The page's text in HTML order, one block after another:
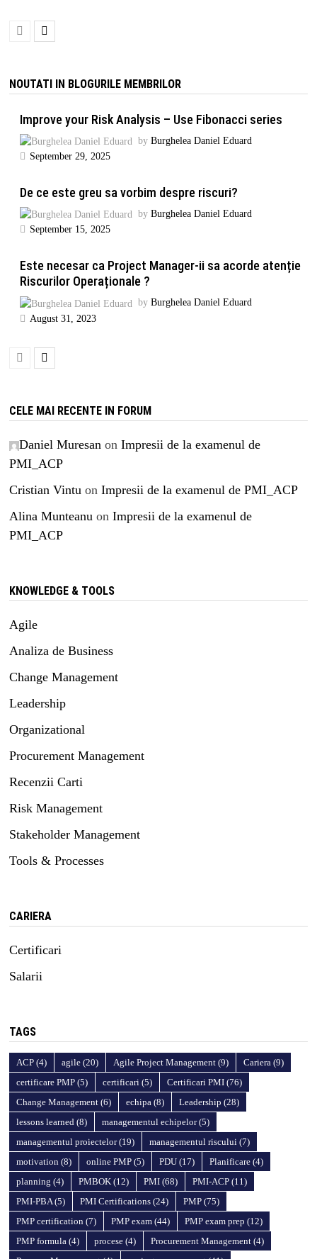
NOUTATI IN BLOGURILE MEMBRILOR
Improve your Risk Analysis – Use Fibonacci series
by Burghelea Daniel Eduard
September 29, 2025
De ce este greu sa vorbim despre riscuri?
by Burghelea Daniel Eduard
September 15, 2025
Este necesar ca Project Manager-ii sa acorde atenție
Riscurilor Operaționale ?
by Burghelea Daniel Eduard
August 31, 2023
CELE MAI RECENTE IN FORUM
Daniel Muresan on Impresii de la examenul de
PMI_ACP
Cristian Vintu on Impresii de la examenul de PMI_ACP
Alina Munteanu on Impresii de la examenul de
PMI_ACP
KNOWLEDGE & TOOLS
Agile
Analiza de Business
Change Management
Leadership
Organizational
Procurement Management
Recenzii Carti
Risk Management
Stakeholder Management
Tools & Processes
CARIERA
Certificari
Salarii
TAGS
ACP(4) agile(20) Agile Project Management(9) Cariera (9)
certificare PMP(5) certificari (5) Certificari PMI(76)
Change Management(6) echipa (8) Leadership (28)
lessons learned (8) managementul echipelor(5)
managementul proiectelor(19) managementul riscului (7)
motivation (8) online PMP(5) PDU(17) Planificare(4)
planning (4) PMBOK(12) PMI(68) PMI-ACP(11)
PMI-PBA(5) PMI Certifications(24) PMP(75)
PMP certification (7) PMP exam(44) PMP exam prep (12)
PMP formula (4) procese(4) Procurement Management(4)